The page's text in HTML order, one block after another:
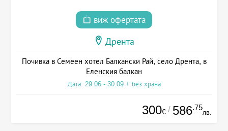
виж офертата
Дрента
Почивка в Семеен хотел Балкански Рай, село Дрента, в
Еленския балкан
Дата: 29.06 - 30.09 + без храна
300€ / 586.75
лв.